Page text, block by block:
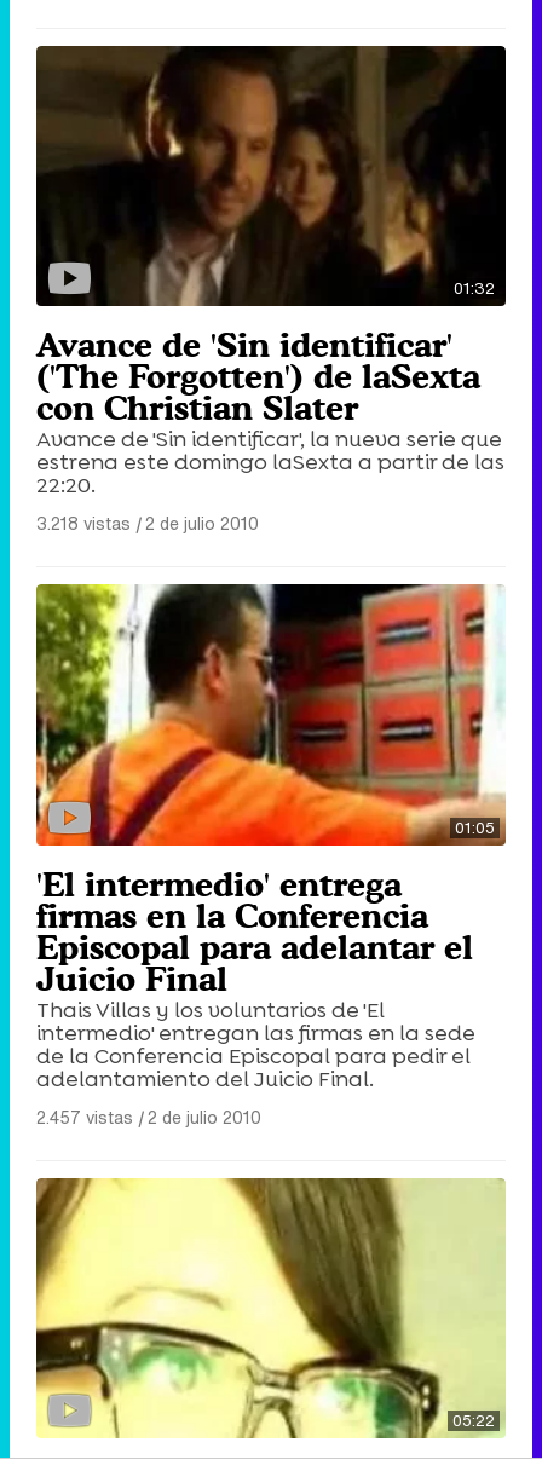
01:32
Avance de 'Sin identificar'
('The Forgotten') de laSexta
con Christian Slater
Avance de 'Sin identificar', la nueva serie que
estrena este domingo laSexta a partir de las
22:20.
3.218 vistas |2 de julio 2010
01:05
'El intermedio' entrega
firmas en la Conferencia
Episcopal para adelantar el
Juicio Final
Thais Villas y los voluntarios de 'El
intermedio' entregan las firmas en la sede
de la Conferencia Episcopal para pedir el
adelantamiento del Juicio Final.
2.457 vistas |2 de julio 2010
05:22